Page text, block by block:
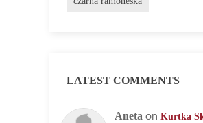
LATEST COMMENTS
Aneta on Kurtka